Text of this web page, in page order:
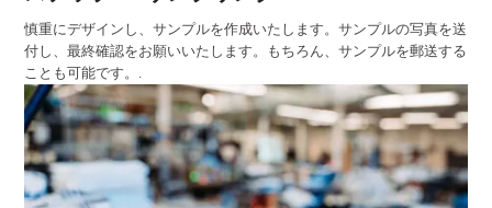
慎重にデザインし、サンプルを作成いたします。サンプルの写真を送
付し、最終確認をお願いいたします。もちろん、サンプルを郵送する
ことも可能です。.